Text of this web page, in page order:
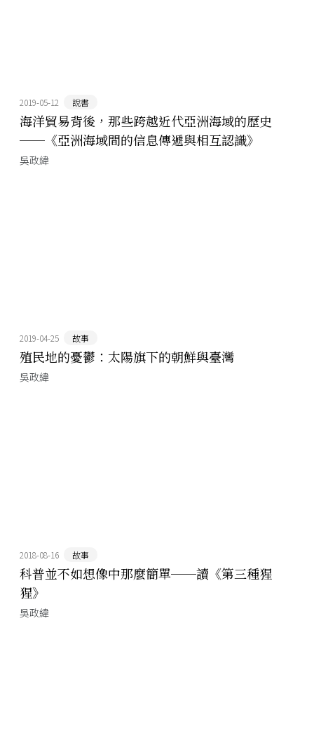
2019-05-12 說書
海洋貿易背後，那些跨越近代亞洲海域的歷史
──《亞洲海域間的信息傳遞與相互認識》
吳政緯
2019-04-25 故事
殖民地的憂鬱：太陽旗下的朝鮮與臺灣
吳政緯
2018-08-16 故事
科普並不如想像中那麼簡單──讀《第三種猩
猩》
吳政緯